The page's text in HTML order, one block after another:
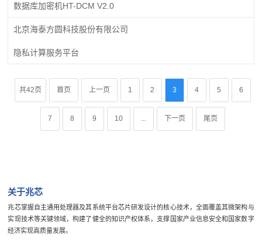
数据库加密机HT-DCM V2.0
北京海泰方圆科技股份有限公司
隐私计算服务平台
共42页 首页 上一页 1 2 3 4 5 6
7 8 9 10 下一页 尾页
关于兆芯
兆芯掌握自主通用处理器及其系统平台芯片研发设计的核心技术，全面覆盖其微架构与
实现技术等关键领域，构建了健全的知识产权体系，支撑国家产业信息安全和国家数字
经济实现高质量发展。